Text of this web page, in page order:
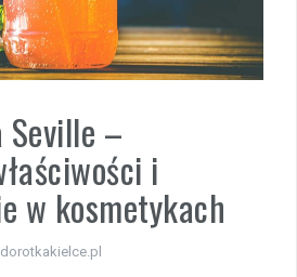
Seville –
i
w kosmetykach
dorotkakielce.pl